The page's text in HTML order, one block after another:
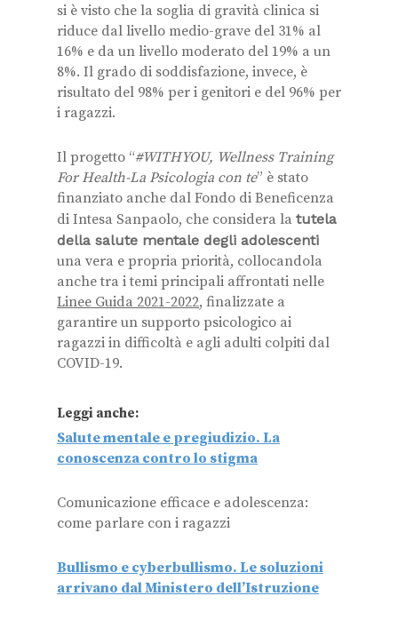
si è visto che la soglia di gravità clinica si
riduce dal livello medio-grave del 31% al
16% e da un livello moderato del 19% a un
8%. Il grado di soddisfazione, invece, è
risultato del 98% per i genitori e del 96% per
i ragazzi.
Il progetto “#WITHYOU, Wellness Training
For Health-La Psicologia con te” è stato
finanziato anche dal Fondo di Beneficenza
di Intesa Sanpaolo, che considera la tutela
della salute mentale degli adolescenti
una vera e propria priorità, collocandola
anche tra i temi principali affrontati nelle
Linee Guida 2021-2022, finalizzate a
garantire un supporto psicologico ai
ragazzi in difficoltà e agli adulti colpiti dal
COVID-19.
Leggi anche:
Salute mentale e pregiudizio. La
conoscenza contro lo stigma
Comunicazione efficace e adolescenza:
come parlare con i ragazzi
Bullismo e cyberbullismo. Le soluzioni
arrivano dal Ministero dell’Istruzione